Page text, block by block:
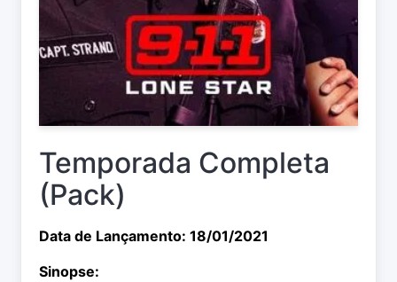
Temporada Completa
(Pack)
Data de Lançamento: 18/01/2021
Sinopse: